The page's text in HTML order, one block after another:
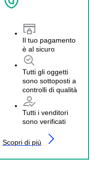
Il tuo pagamento
è al sicuro
Tutti gli oggetti
sono sottoposti a
controlli di qualità
Tutti i venditori
sono verificati
Scopri di più